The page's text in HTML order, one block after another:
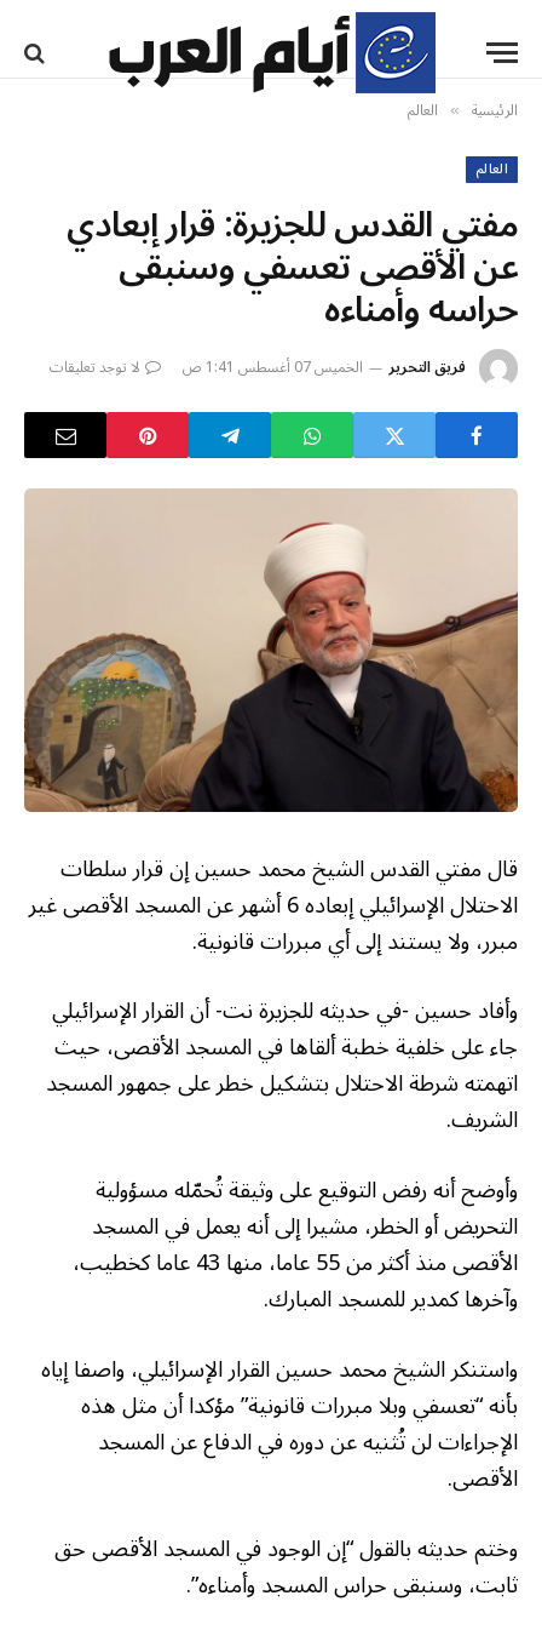
الرئيسية » العالم
العالم
مفتي القدس للجزيرة: قرار إبعادي
عن الأقصى تعسفي وسنبقى
حراسه وأمناءه
فريق التحرير الخميس 07 أغسطس 1:41 ص لا توجد تعليقات
قال مفتي القدس الشيخ محمد حسين إن قرار سلطات
الاحتلال الإسرائيلي إبعاده 6 أشهر عن المسجد الأقصى غير
مبرر، ولا يستند إلى أي مبررات قانونية.
وأفاد حسين -في حديثه للجزيرة نت- أن القرار الإسرائيلي
جاء على خلفية خطبة ألقاها في المسجد الأقصى، حيث
اتهمته شرطة الاحتلال بتشكيل خطر على جمهور المسجد
الشريف.
وأوضح أنه رفض التوقيع على وثيقة تُحمّله مسؤولية
التحريض أو الخطر، مشيرا إلى أنه يعمل في المسجد
الأقصى منذ أكثر من 55 عاما، منها 43 عاما كخطيب،
وآخرها كمدير للمسجد المبارك.
واستنكر الشيخ محمد حسين القرار الإسرائيلي، واصفا إياه
بأنه “تعسفي وبلا مبررات قانونية” مؤكدا أن مثل هذه
الإجراءات لن تُثنيه عن دوره في الدفاع عن المسجد
الأقصى.
وختم حديثه بالقول “إن الوجود في المسجد الأقصى حق
ثابت، وسنبقى حراس المسجد وأمناءه”.